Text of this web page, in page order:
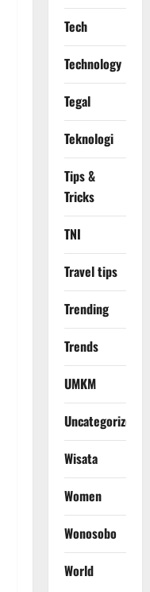
Tech
Technology
Tegal
Teknologi
Tips &
Tricks
TNI
Travel tips
Trending
Trends
UMKM
Uncategorized
Wisata
Women
Wonosobo
World